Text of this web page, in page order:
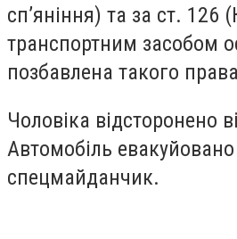
сп’яніння) та за ст. 126
транспортним засобом
позбавлена такого
Чоловіка відсторонено
Автомобіль
спецмайданчик.